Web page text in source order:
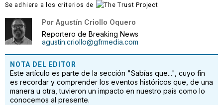
Se adhiere a los criterios de
Por Agustín Criollo Oquero
Reportero de Breaking News
agustin.criollo@gfrmedia.com
NOTA DEL EDITOR
Este artículo es parte de la sección "Sabías que...", cuyo fin
es recordar y comprender los eventos históricos que, de una
manera u otra, tuvieron un impacto en nuestro país como lo
conocemos al presente.